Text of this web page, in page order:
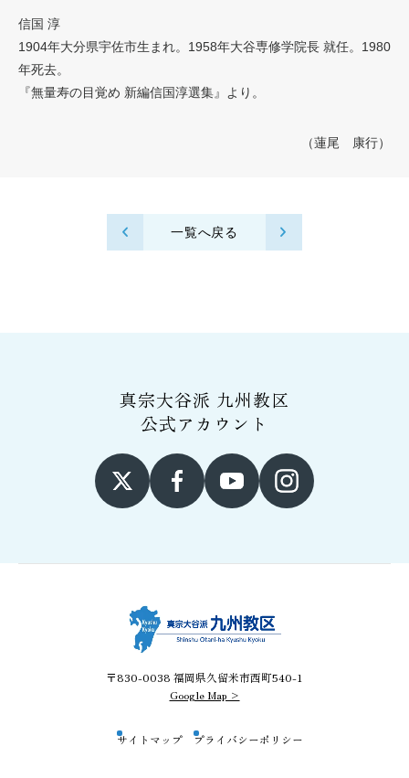
信国 淳
1904年大分県宇佐市生まれ。1958年大谷専修学院長 就任。1980
年死去。
『無量寿の目覚め 新編信国淳選集』より。
（蓮尾 康行）
一覧へ戻る
真宗大谷派 九州教区
公式アカウント
〒830-0038 福岡県久留米市西町540-1
Google Map >
サイトマップ プライバシーポリシー